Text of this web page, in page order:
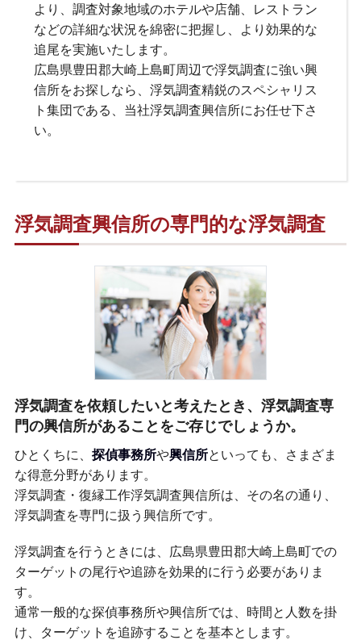
より、調査対象地域のホテルや店舗、レストラン
などの詳細な状況を綿密に把握し、より効果的な
追尾を実施いたします。
広島県豊田郡大崎上島町周辺で浮気調査に強い興
信所をお探しなら、浮気調査精鋭のスペシャリス
ト集団である、当社浮気調査興信所にお任せ下さ
い。
浮気調査興信所の専門的な浮気調査
浮気調査を依頼したいと考えたとき、浮気調査専
門の興信所があることをご存じでしょうか。
ひとくちに、 探偵事務所や興信所といっても、さまざま
な得意分野があります。
浮気調査・復縁工作浮気調査興信所は、その名の通り、
浮気調査を専門に扱う興信所です。
浮気調査を行うときには、広島県豊田郡大崎上島町での
ターゲットの尾行や追跡を効果的に行う必要がありま
す。
通常一般的な探偵事務所や興信所では、時間と人数を掛
け、ターゲットを追跡することを基本とします。